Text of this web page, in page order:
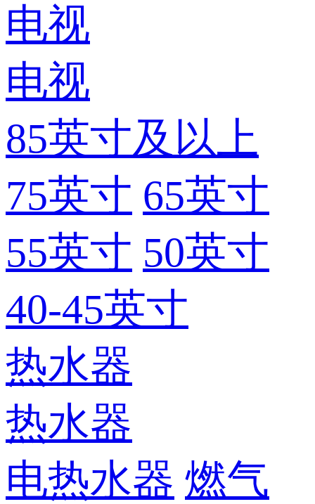
电视
电视
85英寸及以上
75英寸 65英寸
55英寸 50英寸
40-45英寸
热水器
热水器
电热水器 燃气